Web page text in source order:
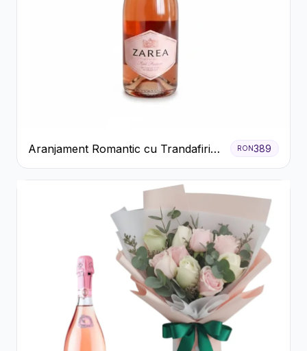
Aranjament Romantic cu Trandafiri
Roșii și Șampanie rose
RON389